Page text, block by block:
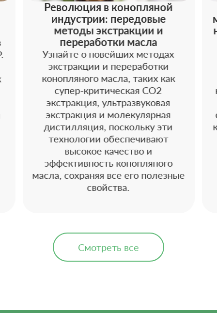
Революция в конопляной
индустрии: передовые
методы экстракции и
переработки масла
Узнайте о новейших методах
экстракции и переработки
конопляного масла, таких как
супер-критическая CO2
экстракция, ультразвуковая
экстракция и молекулярная
дистилляция, поскольку эти
технологии обеспечивают
высокое качество и
эффективность конопляного
масла, сохраняя все его полезные
свойства.
Смотреть все